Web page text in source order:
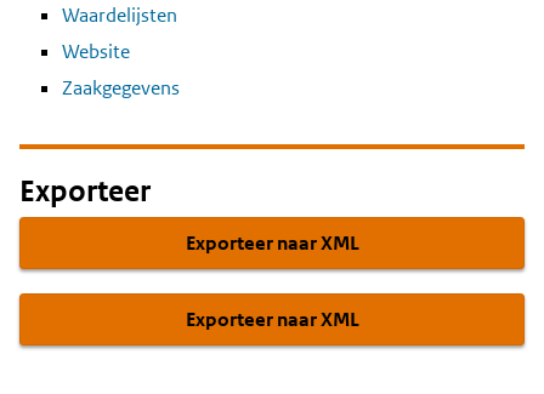
Waardelijsten
Website
Zaakgegevens
Exporteer
Exporteer naar XML
Exporteer naar XML